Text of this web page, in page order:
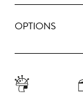
OPTIONS